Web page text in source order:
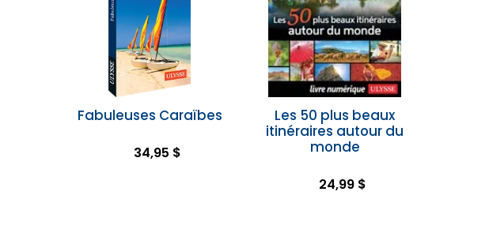
Fabuleuses Caraïbes
34,95 $
Les 50 plus beaux
itinéraires autour du
monde
24,99 $